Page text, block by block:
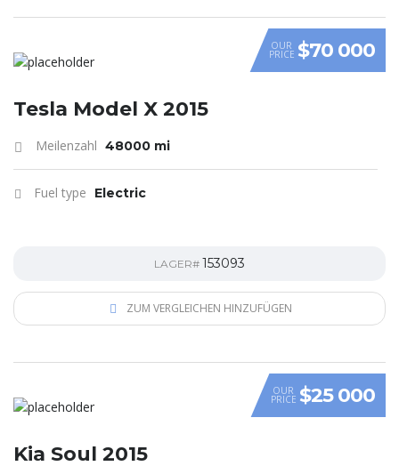
OUR
PRICE $70 000
Tesla Model X 2015
Meilenzahl 48000 mi
Fuel type Electric
LAGER# 153093
ZUM VERGLEICHEN HINZUFÜGEN
VIDEO
OUR
PRICE $25 000
Kia Soul 2015